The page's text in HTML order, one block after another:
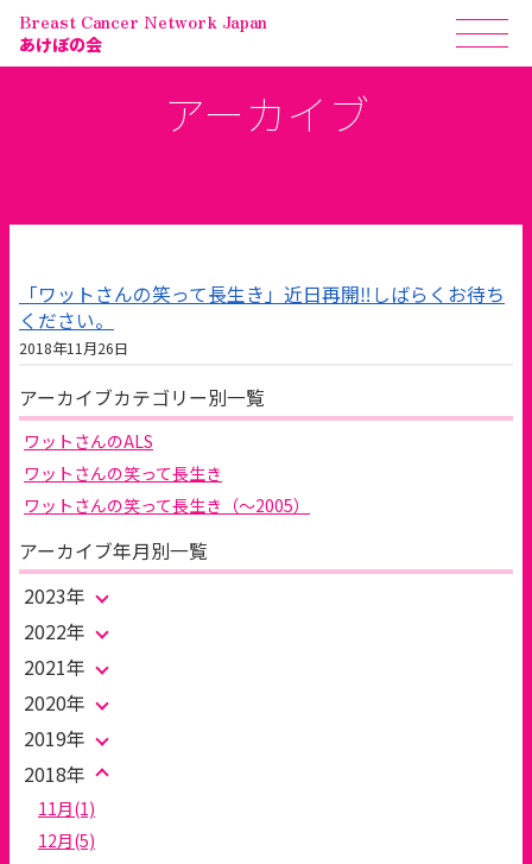
Breast Cancer Network Japan
あけぼの会
アーカイブ
「ワットさんの笑って長生き」近日再開‼しばらくお待ち
ください。
2018年11月26日
アーカイブカテゴリー別一覧
ワットさんのALS
ワットさんの笑って長生き
ワットさんの笑って長生き（～2005）
アーカイブ年月別一覧
2023年
2022年
2021年
2020年
2019年
2018年
11月(1)
12月(5)